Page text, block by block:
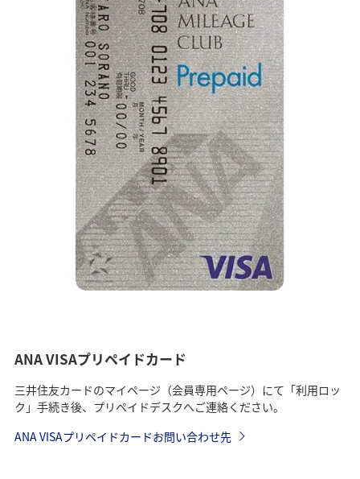
ANA VISAプリペイドカード
三井住友カードのマイページ（会員専用ページ）にて「利用ロッ
ク」手続き後、プリペイドデスクへご連絡ください。
ANA VISAプリペイドカードお問い合わせ先